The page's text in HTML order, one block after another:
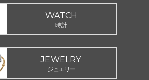
WATCH
時計
JEWELRY
ジュエリー